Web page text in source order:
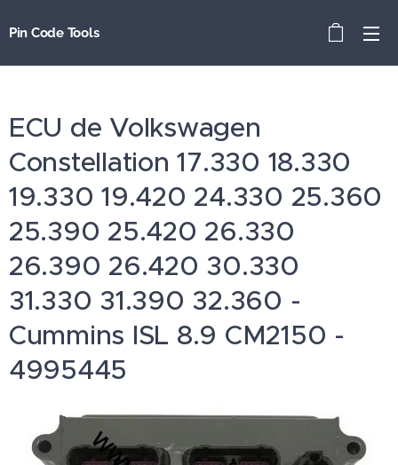
Pin Code Tools
ECU de Volkswagen
Constellation 17.330 18.330
19.330 19.420 24.330 25.360
25.390 25.420 26.330
26.390 26.420 30.330
31.330 31.390 32.360 -
Cummins ISL 8.9 CM2150 -
4995445